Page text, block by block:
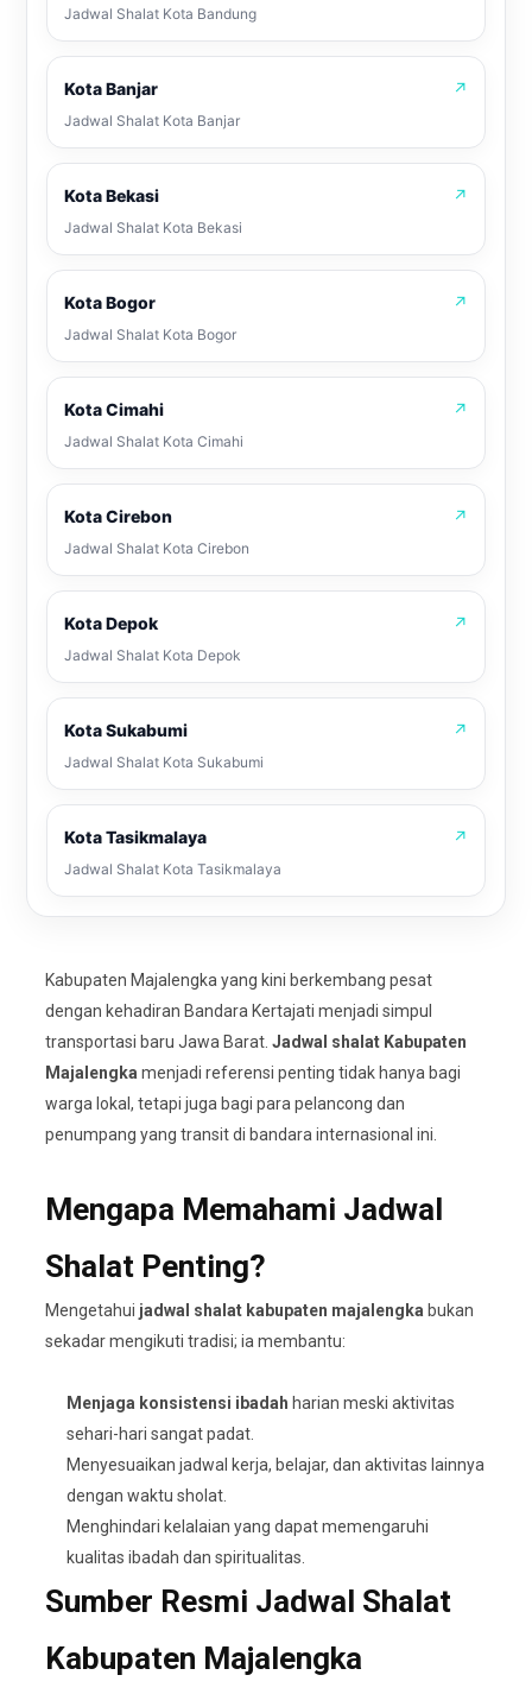
Jadwal Shalat Kota Bandung
Kota Banjar ↗
Jadwal Shalat Kota Banjar
Kota Bekasi ↗
Jadwal Shalat Kota Bekasi
Kota Bogor ↗
Jadwal Shalat Kota Bogor
Kota Cimahi ↗
Jadwal Shalat Kota Cimahi
Kota Cirebon ↗
Jadwal Shalat Kota Cirebon
Kota Depok ↗
Jadwal Shalat Kota Depok
Kota Sukabumi ↗
Jadwal Shalat Kota Sukabumi
Kota Tasikmalaya ↗
Jadwal Shalat Kota Tasikmalaya
Kabupaten Majalengka yang kini berkembang pesat
dengan kehadiran Bandara Kertajati menjadi simpul
transportasi baru Jawa Barat. Jadwal shalat Kabupaten
Majalengka menjadi referensi penting tidak hanya bagi
warga lokal, tetapi juga bagi para pelancong dan
penumpang yang transit di bandara internasional ini.
Mengapa Memahami Jadwal
Shalat Penting?
Mengetahui jadwal shalat kabupaten majalengka bukan
sekadar mengikuti tradisi; ia membantu:
Menjaga konsistensi ibadah harian meski aktivitas
sehari-hari sangat padat.
Menyesuaikan jadwal kerja, belajar, dan aktivitas lainnya
dengan waktu sholat.
Menghindari kelalaian yang dapat memengaruhi
kualitas ibadah dan spiritualitas.
Sumber Resmi Jadwal Shalat
Kabupaten Majalengka